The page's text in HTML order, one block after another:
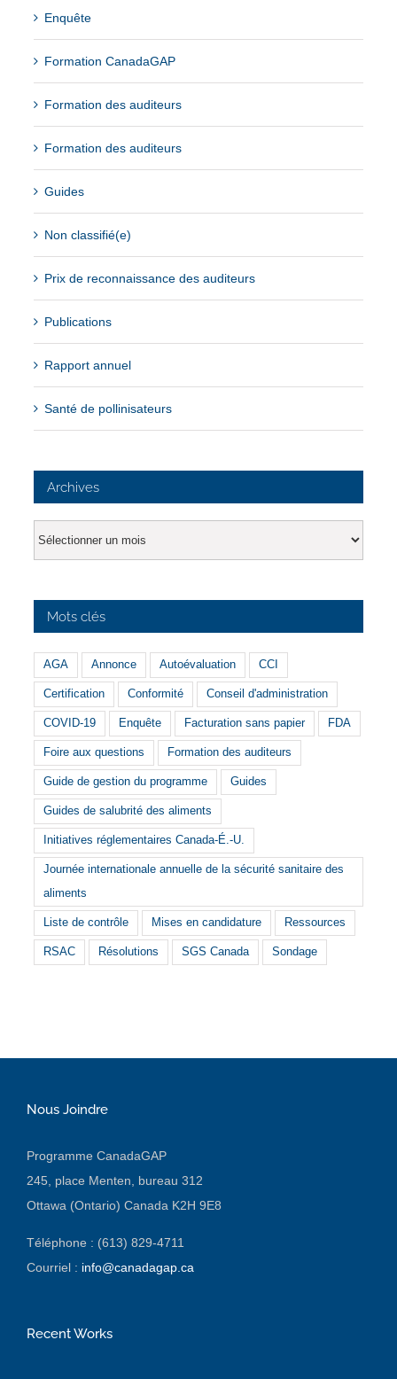
Enquête
Formation CanadaGAP
Formation des auditeurs
Formation des auditeurs
Guides
Non classifié(e)
Prix de reconnaissance des auditeurs
Publications
Rapport annuel
Santé de pollinisateurs
Archives
Archives
Mots clés
AGA Annonce Autoévaluation CCI
Certification Conformité Conseil d'administration
COVID-19 Enquête Facturation sans papier FDA
Foire aux questions Formation des auditeurs
Guide de gestion du programme Guides
Guides de salubrité des aliments
Initiatives réglementaires Canada-É.-U.
Journée internationale annuelle de la sécurité sanitaire des
aliments
Liste de contrôle Mises en candidature Ressources
RSAC Résolutions SGS Canada Sondage
Nous Joindre
Programme CanadaGAP
245, place Menten, bureau 312
Ottawa (Ontario) Canada K2H 9E8
Téléphone : (613) 829-4711
Courriel : info@canadagap.ca
Recent Works